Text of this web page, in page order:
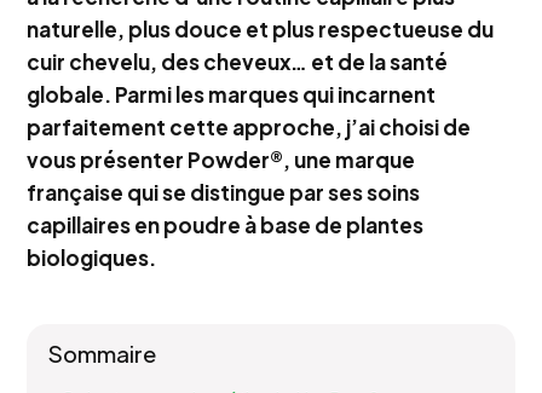
naturelle, plus douce et plus respectueuse du
cuir chevelu, des cheveux… et de la santé
globale. Parmi les marques qui incarnent
parfaitement cette approche, j’ai choisi de
vous présenter Powder®, une marque
française qui se distingue par ses soins
capillaires en poudre à base de plantes
biologiques.
Sommaire